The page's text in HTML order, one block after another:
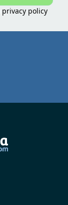
privacy policy